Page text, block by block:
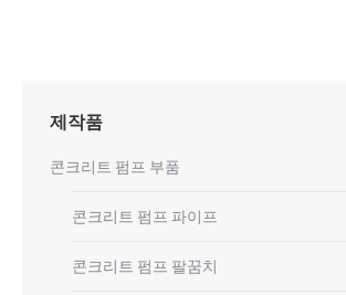
제작품
콘크리트 펌프 부품
콘크리트 펌프 파이프
콘크리트 펌프 팔꿈치